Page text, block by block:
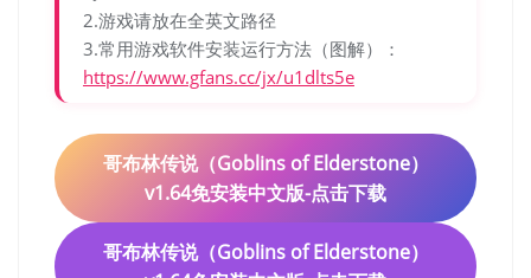
2.游戏请放在全英文路径
3.常用游戏软件安装运行方法（图解）：
https://www.gfans.cc/jx/u1dlts5e
哥布林传说（Goblins of Elderstone）
v1.64免安装中文版-点击下载
哥布林传说（Goblins of Elderstone）